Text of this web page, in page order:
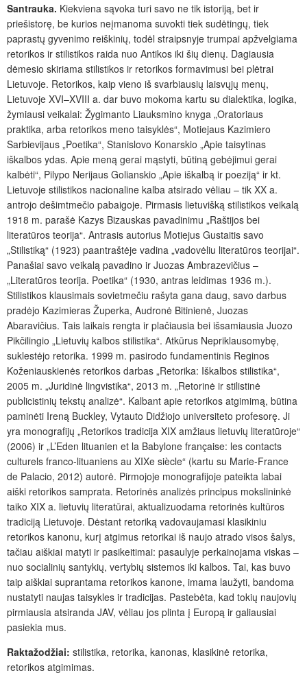
Santrauka. Kiekviena sąvoka turi savo ne tik istoriją, bet ir
priešistorę, be kurios neįmanoma suvokti tiek sudėtingų, tiek
paprastų gyvenimo reiškinių, todėl straipsnyje trumpai apžvelgiama
retorikos ir stilistikos raida nuo Antikos iki šių dienų. Dagiausia
dėmesio skiriama stilistikos ir retorikos formavimusi bei plėtrai
Lietuvoje. Retorikos, kaip vieno iš svarbiausių laisvųjų menų,
Lietuvoje XVI–XVIII a. dar buvo mokoma kartu su dialektika, logika,
žymiausi veikalai: Žygimanto Liauksmino knyga „Oratoriaus
praktika, arba retorikos meno taisyklės“, Motiejaus Kazimiero
Sarbievijaus „Poetika“, Stanislovo Konarskio „Apie taisytinas
iškalbos ydas. Apie meną gerai mąstyti, būtiną gebėjimui gerai
kalbėti“, Pilypo Nerijaus Golianskio „Apie iškalbą ir poeziją“ ir kt.
Lietuvoje stilistikos nacionaline kalba atsirado vėliau – tik XX a.
antrojo dešimtmečio pabaigoje. Pirmasis lietuvišką stilistikos veikalą
1918 m. parašė Kazys Bizauskas pavadinimu „Raštijos bei
literatūros teorija“. Antrasis autorius Motiejus Gustaitis savo
„Stilistiką“ (1923) paantraštėje vadina „vadovėliu literatūros teorijai“.
Panašiai savo veikalą pavadino ir Juozas Ambrazevičius –
„Literatūros teorija. Poetika“ (1930, antras leidimas 1936 m.).
Stilistikos klausimais sovietmečiu rašyta gana daug, savo darbus
pradėjo Kazimieras Župerka, Audronė Bitinienė, Juozas
Abaravičius. Tais laikais rengta ir plačiausia bei išsamiausia Juozo
Pikčilingio „Lietuvių kalbos stilistika“. Atkūrus Nepriklausomybę,
suklestėjo retorika. 1999 m. pasirodo fundamentinis Reginos
Koženiauskienės retorikos darbas „Retorika: Iškalbos stilistika“,
2005 m. „Juridinė lingvistika“, 2013 m. „Retorinė ir stilistinė
publicistinių tekstų analizė“. Kalbant apie retorikos atgimimą, būtina
paminėti Ireną Buckley, Vytauto Didžiojo universiteto profesorę. Ji
yra monografijų „Retorikos tradicija XIX amžiaus lietuvių literatūroje“
(2006) ir „L’Eden lituanien et la Babylone française: les contacts
culturels franco-lituaniens au XIXe siècle“ (kartu su Marie-France
de Palacio, 2012) autorė. Pirmojoje monografijoje pateikta labai
aiški retorikos samprata. Retorinės analizės principus mokslininkė
taiko XIX a. lietuvių literatūrai, aktualizuodama retorinės kultūros
tradiciją Lietuvoje. Dėstant retoriką vadovaujamasi klasikiniu
retorikos kanonu, kurį atgimus retorikai iš naujo atrado visos šalys,
tačiau aiškiai matyti ir pasikeitimai: pasaulyje perkainojama viskas –
nuo socialinių santykių, vertybių sistemos iki kalbos. Tai, kas buvo
taip aiškiai suprantama retorikos kanone, imama laužyti, bandoma
nustatyti naujas taisykles ir tradicijas. Pastebėta, kad tokių naujovių
pirmiausia atsiranda JAV, vėliau jos plinta į Europą ir galiausiai
pasiekia mus.
Raktažodžiai: stilistika, retorika, kanonas, klasikinė retorika,
retorikos atgimimas.